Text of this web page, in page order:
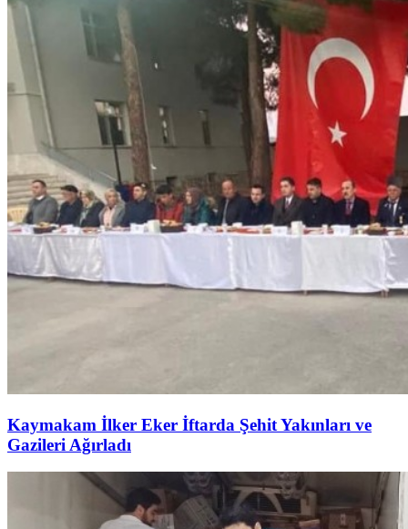
Kaymakam İlker Eker İftarda Şehit Yakınları ve
Gazileri Ağırladı